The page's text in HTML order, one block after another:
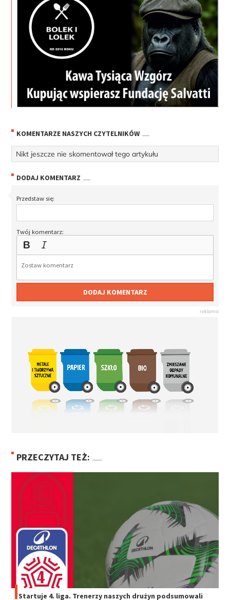
KOMENTARZE NASZYCH CZYTELNIKÓW
Nikt jeszcze nie skomentował tego artykułu
DODAJ KOMENTARZ
Przedstaw się:
Twój komentarz:
DODAJ KOMENTARZ
PRZECZYTAJ TEŻ:
Startuje 4. liga. Trenerzy naszych drużyn podsumowali